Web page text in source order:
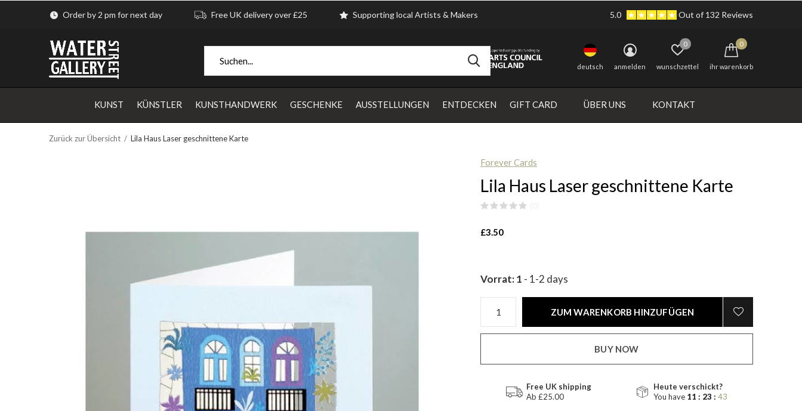
KUNST KÜNSTLER KUNSTHANDWERK GESCHENKE AUSSTELLUNGEN ENTDECKEN GIFT CARD ÜBER UNS KONTAKT
deutsch anmelden wunschzettel
0
ihr warenkorb
0
Order by 2 pm for next day Free UK delivery over £25 Supporting local Artists & Makers 5.0 Out of 132 Reviews
Zurück zur Übersicht Lila Haus Laser geschnittene Karte
Forever Cards
Lila Haus Laser geschnittene Karte
£3.50
Vorrat: 1 - 1-2 days
ZUM WARENKORB HINZUFÜGEN
BUY NOW
Free UK shipping
Ab £25.00
Heute verschickt?
You have 11 : 23 : 42